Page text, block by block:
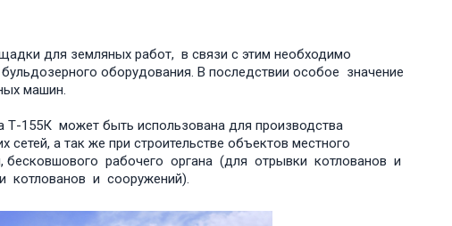
для земляных работ, в связи с этим необходимо
оборудования. В последствии особое значение
машин.
155К может быть использована для производства
сетей, а так же при строительстве объектов местного
рабочего органа (для отрывки котлованов и
котлованов и сооружений).